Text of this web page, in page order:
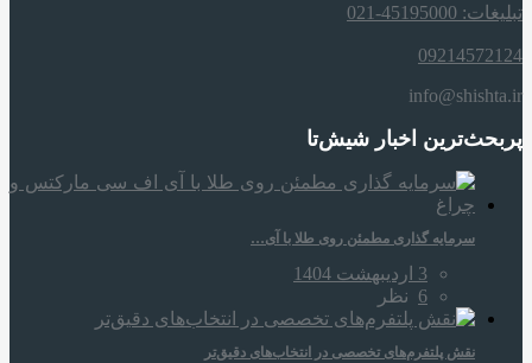
تبلیغات: 45195000-021
09214572124
info@shishta.ir
پربحث‌ترین اخبار شیش‌تا
سرمایه‌ گذاری مطمئن روی طلا با آی…
3 اردیبهشت 1404
6 نظر
نقش پلتفرم‌های تخصصی در انتخاب‌های دقیق‌تر